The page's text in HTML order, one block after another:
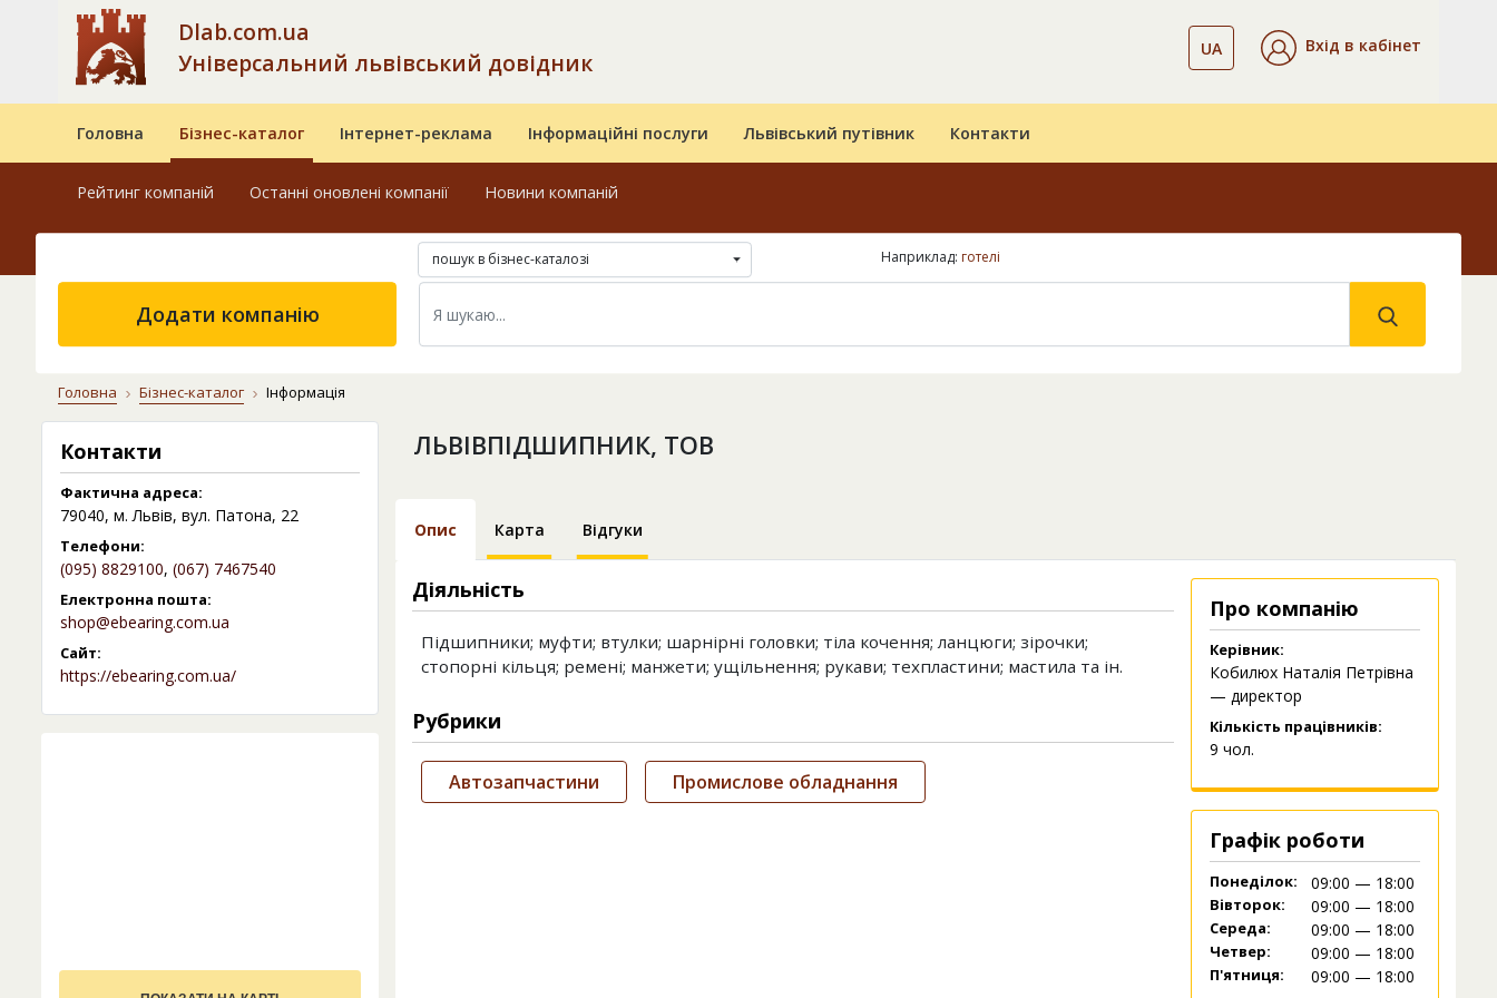
Dlab.com.ua
Універсальний львівський довідник
UA Вхід в кабінет
Головна Бізнес-каталог Інтернет-реклама Інформаційні послуги Львівський путівник Контакти
Рейтинг компаній Останні оновлені компанії Новини компаній
пошук в бізнес-каталозі Наприклад: готелі
Додати компанію
Головна Бізнес-каталог Інформація
Контакти
Фактична адреса:
79040, м. Львів, вул. Патона, 22
Телефони:
(095) 8829100, (067) 7467540
Електронна пошта:
shop@ebearing.com.ua
Сайт:
https://ebearing.com.ua/
ЛЬВІВПІДШИПНИК, ТОВ
Опис Карта Відгуки
Діяльність
Підшипники; муфти; втулки; шарнірні головки; тіла кочення; ланцюги; зірочки;
стопорні кільця; ремені; манжети; ущільнення; рукави; техпластини; мастила та ін.
Рубрики
Автозапчастини Промислове обладнання
Про компанію
Керівник:
Кобилюх Наталія Петрівна
— директор
Кількість працівників:
9 чол.
Графік роботи
Понеділок: 09:00 — 18:00
Вівторок: 09:00 — 18:00
Середа: 09:00 — 18:00
Четвер: 09:00 — 18:00
П'ятниця: 09:00 — 18:00